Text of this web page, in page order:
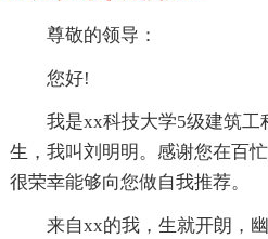
尊敬的领导：
您好!
我是xx科技大学5级建筑工
生，我叫刘明明。感谢您在百
很荣幸能够向您做自我推荐。
来自xx的我，生就开朗，